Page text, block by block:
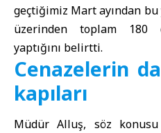
geçtiğimiz Mart ayından bu
üzerinden toplam 180
yaptığını belirtti.
Cenazelerin
kapıları
Müdür Alluş, söz konusu